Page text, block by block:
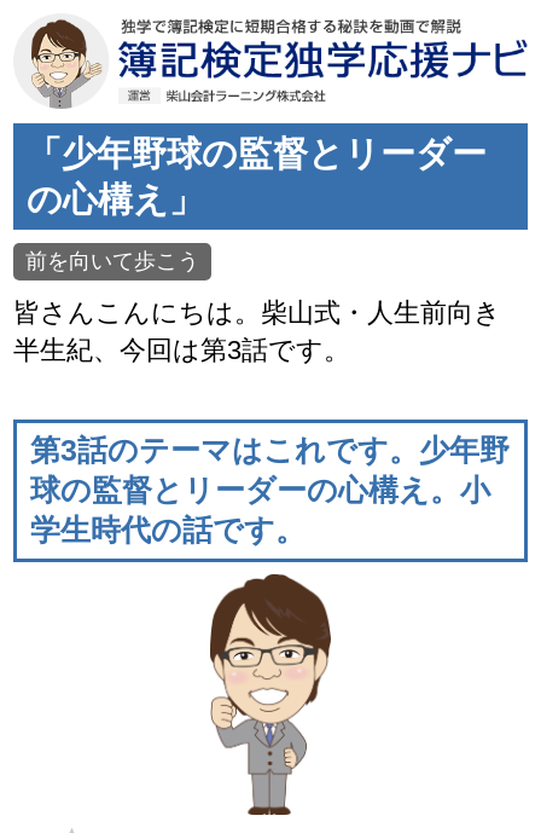
「少年野球の監督とリーダー
の心構え」
前を向いて歩こう
皆さんこんにちは。柴山式・人生前向き
半生紀、今回は第3話です。
第3話のテーマはこれです。少年野
球の監督とリーダーの心構え。小
学生時代の話です。